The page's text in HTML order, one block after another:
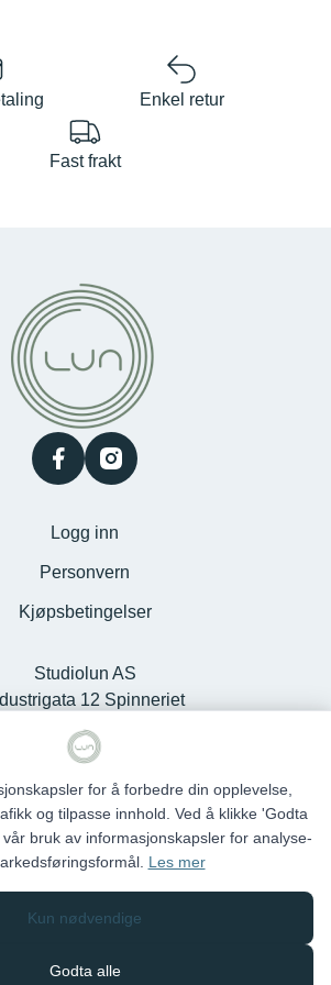
Enkel retur
Fast frakt
facebookinstagram
Logg inn
Personvern
Kjøpsbetingelser
Studiolun AS
12 Spinneriet
6100 Volda -
Org.nr. 925127868
Studio Lun © 2026
driftes avShoplabs
for å forbedre din opplevelse,
og tilpasse innhold. Ved å klikke 'Godta
bruk av informasjonskapsler for analyse-
Les mer
Kun nødvendige
Godta alle